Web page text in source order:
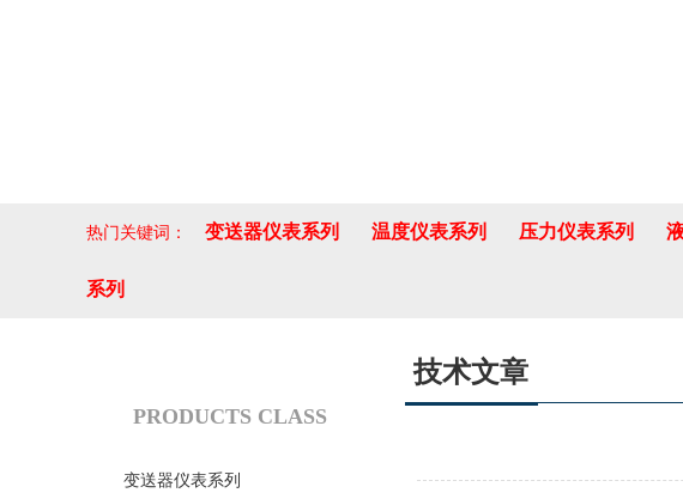
热门关键词： 变送器仪表系列 温度仪表系列 压力仪表系列
系列
PRODUCTS CLASS
变送器仪表系列
技术文章